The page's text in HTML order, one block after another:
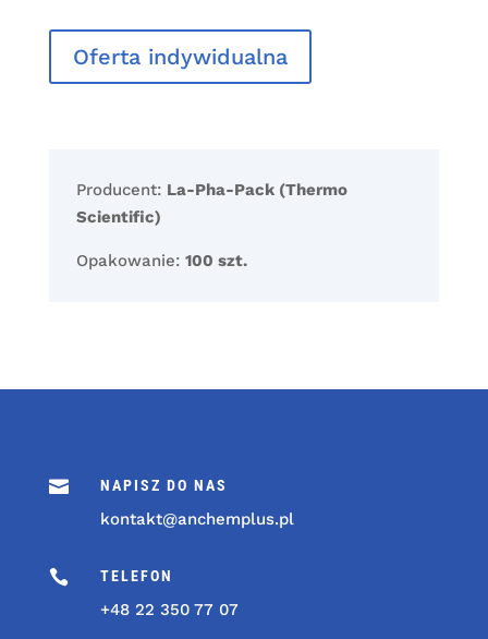
Oferta indywidualna
Producent: La-Pha-Pack (Thermo
Scientific)
Opakowanie: 100 szt.
 NAPISZ DO NAS
kontakt@anchemplus.pl
 TELEFON
+48 22 350 77 07